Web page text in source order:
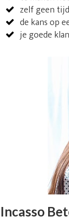
zelf geen
de kans op
je goede
Incasso